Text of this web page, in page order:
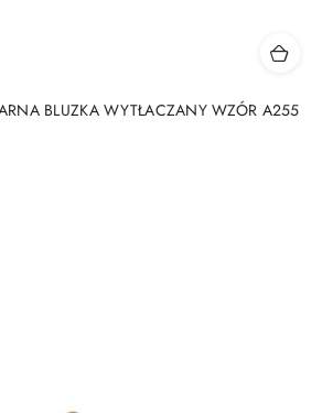
BLUZKA WYTŁACZANY WZÓR A255